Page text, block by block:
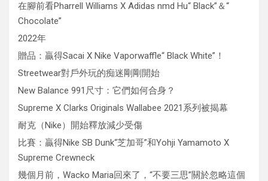
在腳前看Pharrell Williams X Adidas nmd Hu“ Black”＆“
Chocolate”
2022年
贈品：贏得Sacai X Nike Vaporwaffle“ Black White”！
Streetwear對戶外玩的痴迷剛剛開始
New Balance 991尺寸：它們如何合身？
Supreme X Clarks Originals Wallabee 2021系列被揭幕
耐克（Nike）開始釋放減少受傷
比賽：贏得Nike SB Dunk“芝加哥”和Yohji Yamamoto X
Supreme Crewneck
幾個月前，Wacko Maria回來了，“不要三思”關於忽略這個